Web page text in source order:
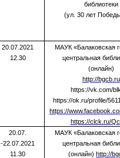
библиотеки
(ул. 30 лет
20.07.2021
12.30
МАУК «Балаковская
центральная
(онлайн)
http://bgcb.ru
https://vk.com/
https://ok.ru/profile/
https://
https://clck.ru/
20.07.
-22.07.2021
11.30
МАУК «Балаковская
центральная
(онлайн) http://